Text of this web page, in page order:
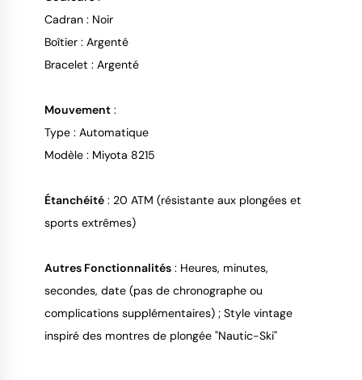
Cadran : Noir
Boîtier : Argenté
Bracelet : Argenté
Mouvement :
Type : Automatique
Modèle : Miyota 8215
Étanchéité : 20 ATM (résistante aux plongées et
sports extrêmes)
Autres Fonctionnalités : Heures, minutes,
secondes, date (pas de chronographe ou
complications supplémentaires) ; Style vintage
inspiré des montres de plongée "Nautic-Ski"